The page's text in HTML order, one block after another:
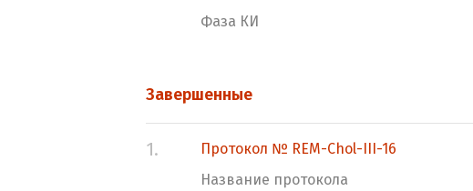
Фаза КИ
Завершенные
1.
Протокол № REM-Chol-III-16
Название протокола